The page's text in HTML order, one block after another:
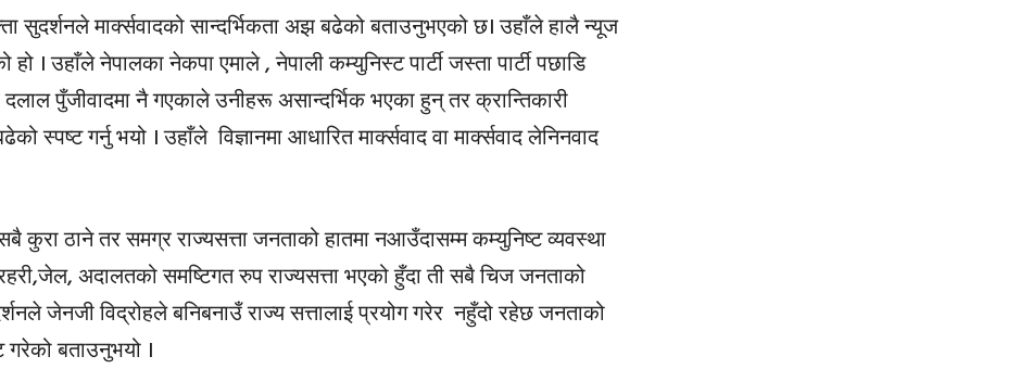
सुदर्शनले मार्क्सवादको सान्दर्भिकता अझ बढेको बताउनुभएको छ। उहाँले हालै न्यूज
। उहाँले नेपालका नेकपा एमाले , नेपाली कम्युनिस्ट पार्टी जस्ता पार्टी पछाडि
पुँजीवादमा नै गएकाले उनीहरू असान्दर्भिक भएका हुन् तर क्रान्तिकारी
स्पष्ट गर्नु भयो । उहाँले विज्ञानमा आधारित मार्क्सवाद वा मार्क्सवाद लेनिनवाद
कुरा ठाने तर समग्र राज्यसत्ता जनताको हातमा नआउँदासम्म कम्युनिष्ट व्यवस्था
अदालतको समष्टिगत रुप राज्यसत्ता भएको हुँदा ती सबै चिज जनताको
जेनजी विद्रोहले बनिबनाउँ राज्य सत्तालाई प्रयोग गरेर नहुँदो रहेछ जनताको
बताउनुभयो ।